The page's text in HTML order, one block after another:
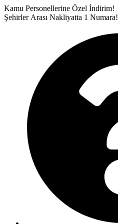
İçeriğe
atla
Kamu Personellerine Özel İndirim!
Şehirler Arası Nakliyatta 1 Numara!